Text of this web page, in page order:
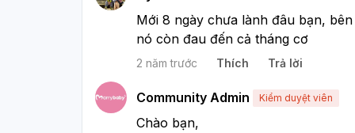
Mới 8 ngày chưa lành đâu bạn,
nó còn đau đến cả tháng cơ
2 năm trước Thích Trả lời
Community Admin Kiểm duyệt viên
Chào bạn,